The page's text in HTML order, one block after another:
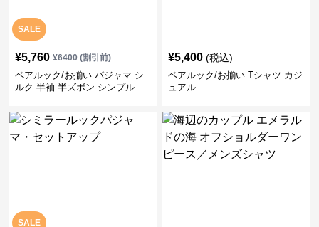
SALE
¥5,760 ¥6400(割引前)
ペアルック/お揃い パジャマ シ
ルク 半袖 半ズボン シンプル
¥5,400 (税込)
ペアルック/お揃い Tシャツ カジ
ュアル
SALE